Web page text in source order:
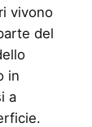
vivono
del
in
a